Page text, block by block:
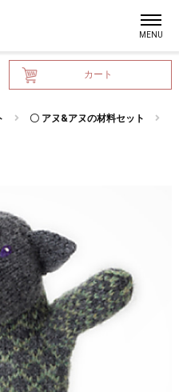
カート
〇 アヌ&アヌの材料セット